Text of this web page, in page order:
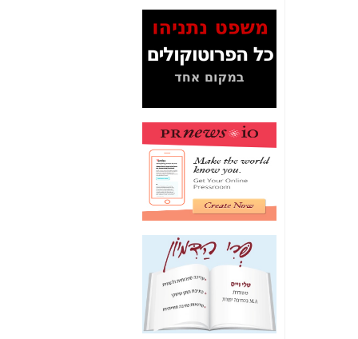
המסמכים בנושא בזק-
Yes (תיק 4000)
מוכיחים "תפירת תיק"
לאיש הלא נכון! -כאן
עובדות ומסמכים
האם ביבי כשר
תקשורת עזר לקב'
בזק? -כאן
מה מקור ה-Fake
News שהביא לתפירת
תיק לביבי והעלמת
החשודים הנכונים -כאן
אחת הרגליים של "תיק
4000 התפור"
התמוטטה היום
בניצחון (כפול) של בזק
-
כאן
איך כתבות מפנקות